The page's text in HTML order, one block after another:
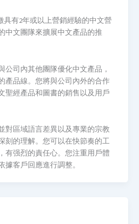
具有2年或以上營銷經驗的中文營
中文團隊來擴展中文產品的推
公司內其他團隊優化中文產品，
產品線。您將與公司內外的合作
聖經產品和圖書的銷售以及用戶
對區域語言差異以及專業的宗教
刻的理解。您可以在快節奏的工
有强烈的責任心。您注重用戶體
客戶回應進行調整。